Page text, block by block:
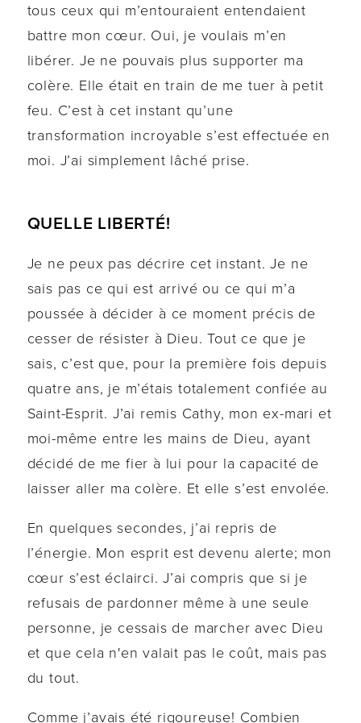
tous ceux qui m’entouraient entendaient
battre mon cœur. Oui, je voulais m’en
libérer. Je ne pouvais plus supporter ma
colère. Elle était en train de me tuer à petit
feu. C’est à cet instant qu’une
transformation incroyable s’est effectuée en
moi. J’ai simplement lâché prise.
QUELLE LIBERTÉ!
Je ne peux pas décrire cet instant. Je ne
sais pas ce qui est arrivé ou ce qui m’a
poussée à décider à ce moment précis de
cesser de résister à Dieu. Tout ce que je
sais, c’est que, pour la première fois depuis
quatre ans, je m’étais totalement confiée au
Saint-Esprit. J’ai remis Cathy, mon ex-mari et
moi-même entre les mains de Dieu, ayant
décidé de me fier à lui pour la capacité de
laisser aller ma colère. Et elle s’est envolée.
En quelques secondes, j’ai repris de
l’énergie. Mon esprit est devenu alerte; mon
cœur s’est éclairci. J’ai compris que si je
refusais de pardonner même à une seule
personne, je cessais de marcher avec Dieu
et que cela n'en valait pas le coût, mais pas
du tout.
Comme j’avais été rigoureuse! Combien